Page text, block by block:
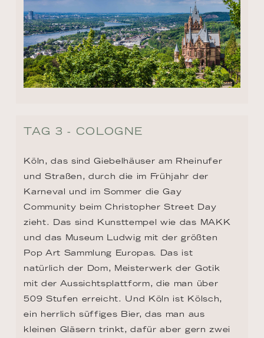
TAG 3 - COLOGNE
Köln, das sind Giebelhäuser am Rheinufer
und Straßen, durch die im Frühjahr der
Karneval und im Sommer die Gay
Community beim Christopher Street Day
zieht. Das sind Kunsttempel wie das MAKK
und das Museum Ludwig mit der größten
Pop Art Sammlung Europas. Das ist
natürlich der Dom, Meisterwerk der Gotik
mit der Aussichtsplattform, die man über
509 Stufen erreicht. Und Köln ist Kölsch,
ein herrlich süffiges Bier, das man aus
kleinen Gläsern trinkt, dafür aber gern zwei